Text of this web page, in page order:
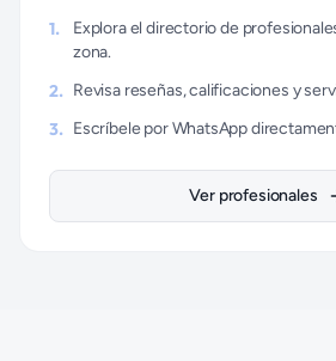
1.
Explora el directorio de
zona.
2. Revisa reseñas, calificaciones y
3. Escríbele por WhatsApp
Ver profesionales